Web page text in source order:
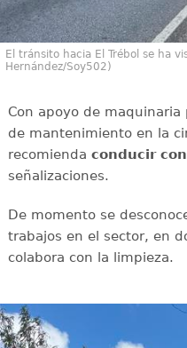
El tránsito hacia El Trébol se ha
Hernández/Soy502)
Con apoyo de maquinaria
de mantenimiento en la
recomienda conducir con
señalizaciones.
De momento se
trabajos en el sector, en
colabora con la limpieza.